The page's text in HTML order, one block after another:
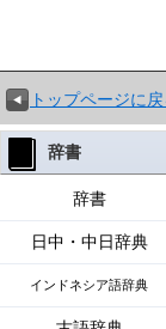
トップページに戻
辞書
辞書
日中・中日辞典
インドネシア語辞典